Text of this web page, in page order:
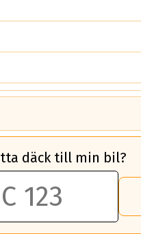
A däck gentemot ett klass
körstil du använder.
däck till min bil?